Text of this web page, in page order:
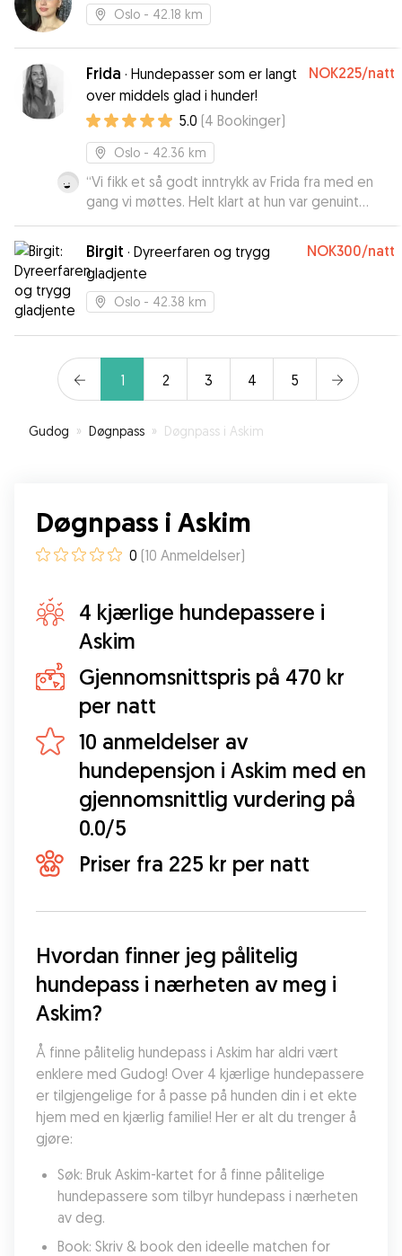
Oslo - 42.18 km
Frida · Hundepasser som er langt
over middels glad i hunder!
NOK225/natt
5.0 (4 Bookinger)
Oslo - 42.36 km
“Vi fikk et så godt inntrykk av Frida fra med en
gang vi møttes. Helt klart at hun var genuint
interessert i Lea, og glad for å tilbringe tid
sammen med henne. Vi bruker veldig gjerne
Frida som hundepasser igjen!”
Birgit · Dyreerfaren og trygg
gladjente
NOK300/natt
Oslo - 42.38 km
1 2 3 4 5
Gudog » Døgnpass » Døgnpass i Askim
Døgnpass i Askim
0 (10 Anmeldelser)
4 kjærlige hundepassere i
Askim
Gjennomsnittspris på 470 kr
per natt
10 anmeldelser av
hundepensjon i Askim med en
gjennomsnittlig vurdering på
0.0/5
Priser fra 225 kr per natt
Hvordan finner jeg pålitelig
hundepass i nærheten av meg i
Askim?
Å finne pålitelig hundepass i Askim har aldri vært
enklere med Gudog! Over 4 kjærlige hundepassere
er tilgjengelige for å passe på hunden din i et ekte
hjem med en kjærlig familie! Her er alt du trenger å
gjøre:
Søk: Bruk Askim-kartet for å finne pålitelige
hundepassere som tilbyr hundepass i nærheten
av deg.
Book: Skriv & book den ideelle matchen for